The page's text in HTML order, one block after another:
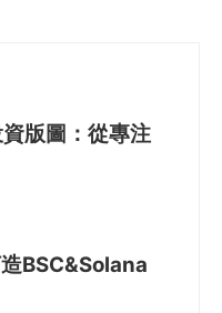
版圖：從專注
BSC&Solana